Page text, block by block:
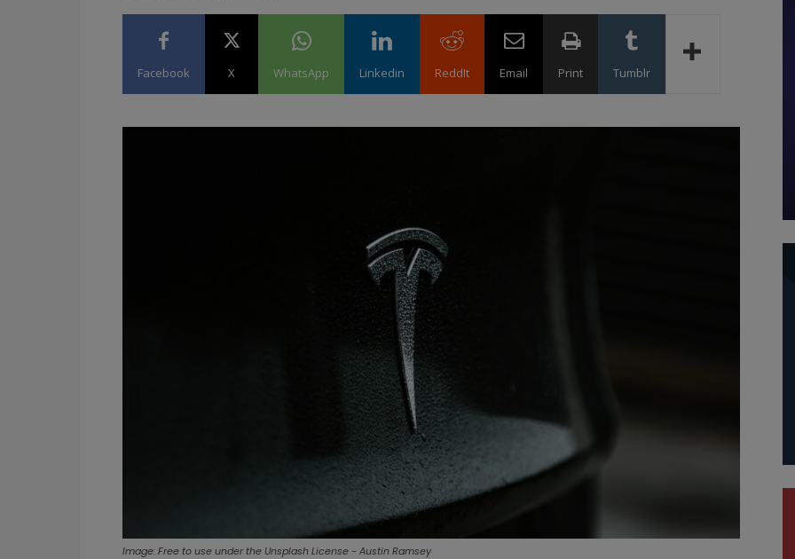
Facebook X WhatsApp Linkedin ReddIt Email Print Tumblr
Image: Free to use under the Unsplash License - Austin Ramsey